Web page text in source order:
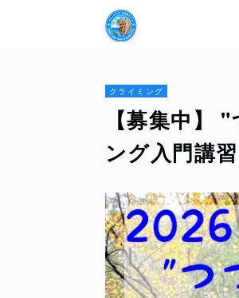
クライミング
【募集中】
ング入門講習